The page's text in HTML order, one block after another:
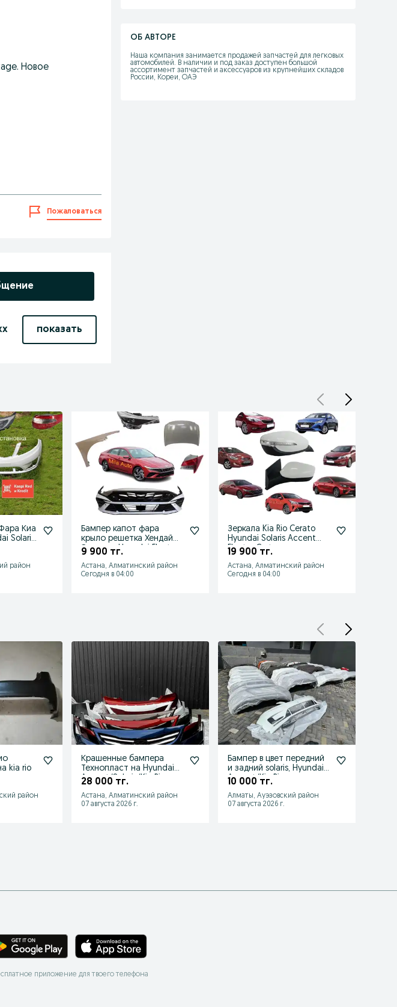
Новое
Пожаловаться
показать
ОБ АВТОРЕ
Наша компания занимается продажей запчастей для легковых
автомобилей. В наличии и под заказ доступен большой
ассортимент запчастей и аксессуаров из крупнейших складов
России, Кореи, ОАЭ
Киа
Solaris
район
Бампер капот фара
крыло решетка Хендай
Элантра Hyundai Elantra
9 900 тг.
Астана, Алматинский район
Сегодня в 04:00
Зеркала Kia Rio Cerato
Hyundai Solaris Accent
Elantra Creta зеркало
19 900 тг.
Астана, Алматинский район
Сегодня в 04:00
kia rio
район
Крашенные бампера
Технопласт на Hyundai
Accent/Solaris/Kia Rio
28 000 тг.
Астана, Алматинский район
07 августа 2026 г.
Бампер в цвет передний
и задний solaris, Hyundai
Accent/Kia Rio
10 000 тг.
Алматы, Ауэзовский район
07 августа 2026 г.
приложение для твоего телефона